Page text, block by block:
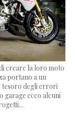
creare la loro moto
portano a un
tesoro degli errori
garage ecco alcuni